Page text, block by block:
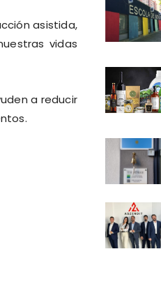
asistida,
vidas
a reducir